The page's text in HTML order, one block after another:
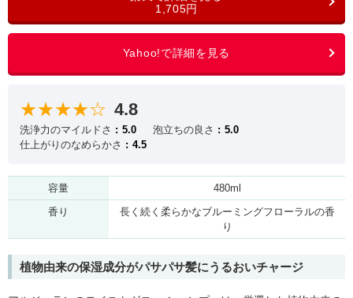
1,705円
★★★★☆ 4.8
洗浄力のマイルドさ 5.0 泡立ちの良さ
5.0
仕上がりのなめらかさ
4.5
容量
480ml
香り
長く続く柔らかなブルーミングフローラルの香
り
植物由来の保湿成分がパサパサ髪にうるおいチャージ